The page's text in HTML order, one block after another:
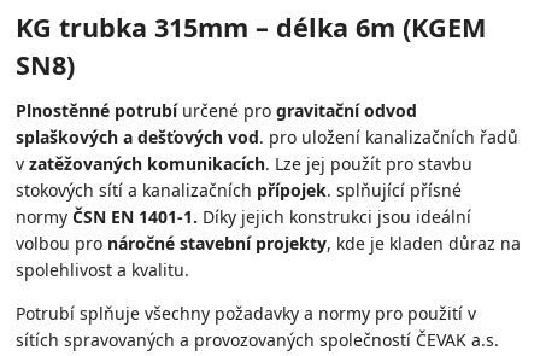
KG trubka 315mm – délka 6m (KGEM
SN8)
Plnostěnné potrubíurčené progravitační odvod
splaškových a dešťových vod. pro uložení kanalizačních řadů
vzatěžovaných komunikacích. Lze jej použít pro stavbu
stokových sítí a kanalizačních přípojek. splňující přísné
normyČSN EN 1401-1. Díky jejich konstrukci jsou ideální
volbou pro náročné stavební projekty, kde je kladen důraz na
spolehlivost a kvalitu.
Potrubí splňuje všechny požadavky a normy pro použití v
sítích spravovaných a provozovaných společností ČEVAK a.s.